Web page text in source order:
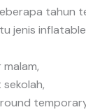
tahun
jenis